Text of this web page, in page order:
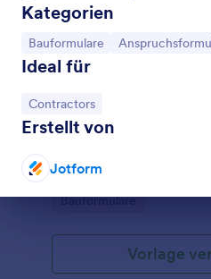
Kategorien
Zur Kategorie:
Bauformulare Zur Kategorie:
Ideal für
Zur Kategorie:
Contractors
Erstellt von
Jotform
Dialog Ende
Bauübergabe Formular
Dokumentieren Sie
Bauunternehmen,
zentral erfasst und
Go to Category:
Bauformulare
Vorlage